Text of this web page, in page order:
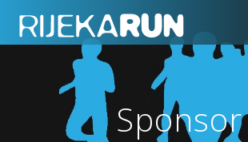
Sponsor